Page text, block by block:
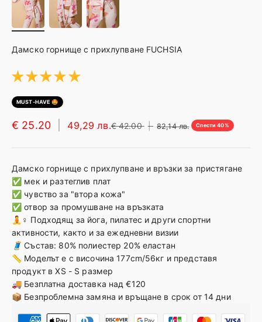
Дамско горнище с прихлупване FUCHSIA
★★★★ ★
MUST-HAVE 🤩
€ 25.20 49,29 лв.€ 42.00 | 82,14 лв. Спести 40%
Дамско горнище с прихлупване и връзки за пристягане
✅ мек и разтеглив плат
✅ чувство за "втора кожа"
✅ отвор за промушване на връзката
🧘♀️ Подходящ за йога, пилатес и други спортни
активности, както и за ежедневни визии
🧵Състав: 80% полиестер 20% еластан
📏 Моделът е с височина 177cm/56кг и представя
продукт в XS - S размер
🚚 Безплатна доставка над €120
📦 Безпроблемна замяна и връщане в срок от 14 дни
Ханш 87-89см
💌Свържете се с нашите експерти по стилтук